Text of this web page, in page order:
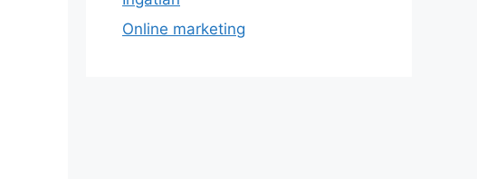
Online marketing